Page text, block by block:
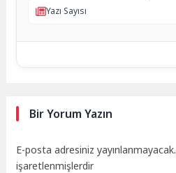
Yazı Sayısı
Bir Yorum Yazın
E-posta adresiniz yayınlanmayacak.
işaretlenmişlerdir